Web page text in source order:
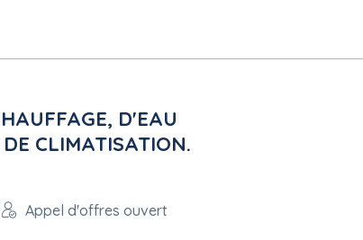
D'EAU
CLIMATISATION.
Appel d'offres ouvert